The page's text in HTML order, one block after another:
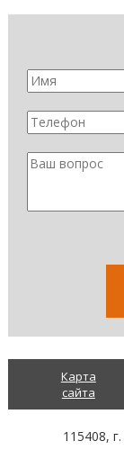
Карта
сайта
115408, г.